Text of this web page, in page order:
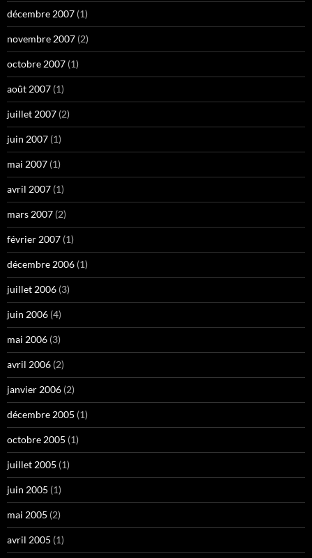
décembre 2007 (1)
novembre 2007 (2)
octobre 2007 (1)
août 2007 (1)
juillet 2007 (2)
juin 2007 (1)
mai 2007 (1)
avril 2007 (1)
mars 2007 (2)
février 2007 (1)
décembre 2006 (1)
juillet 2006 (3)
juin 2006 (4)
mai 2006 (3)
avril 2006 (2)
janvier 2006 (2)
décembre 2005 (1)
octobre 2005 (1)
juillet 2005 (1)
juin 2005 (1)
mai 2005 (2)
avril 2005 (1)